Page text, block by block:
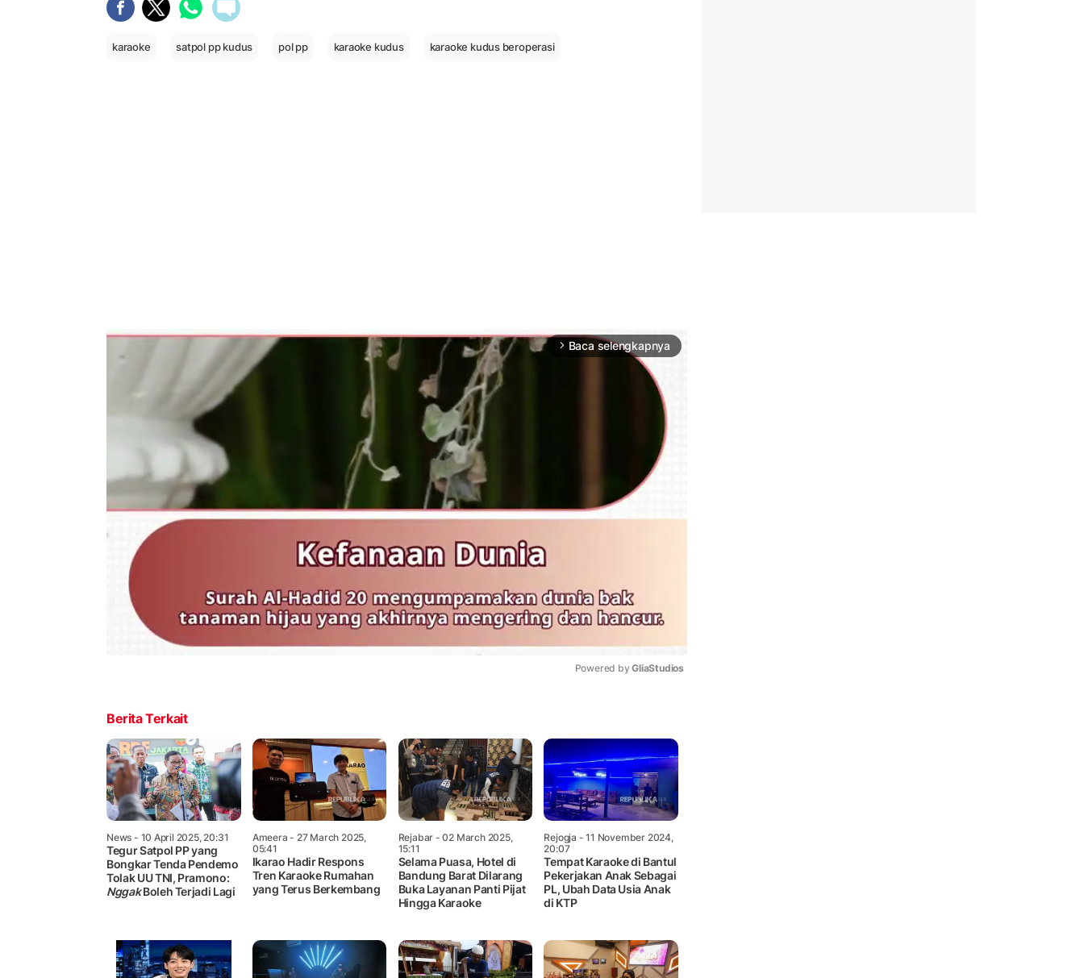
karaoke satpol pp kudus pol pp karaoke kudus karaoke kudus beroperasi
arrow_forward_ios Baca selengkapnya
Powered by GliaStudios
Berita Terkait
News - 10 April 2025, 20:31
Tegur Satpol PP yang
Bongkar Tenda Pendemo
Tolak UU TNI, Pramono:
NggakBoleh Terjadi Lagi
Ameera - 27 March 2025,
05:41
Ikarao Hadir Respons
Tren Karaoke Rumahan
yang Terus Berkembang
Rejabar - 02 March 2025,
15:11
Selama Puasa, Hotel di
Bandung Barat Dilarang
Buka Layanan Panti Pijat
Hingga Karaoke
Rejogja - 11 November 2024,
20:07
Tempat Karaoke di Bantul
Pekerjakan Anak Sebagai
PL, Ubah Data Usia Anak
di KTP